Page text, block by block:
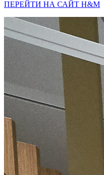
ПЕРЕЙТИ НА САЙТ H&M